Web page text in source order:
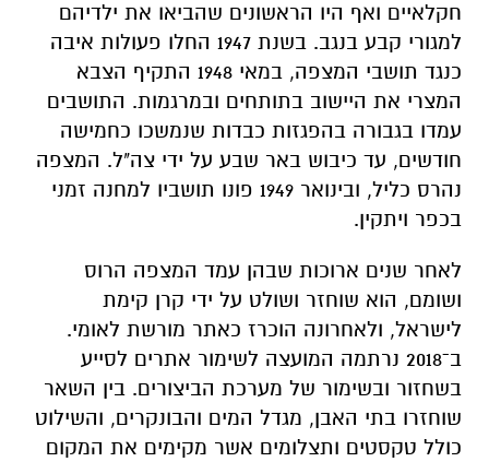
חקלאיים ואף היו הראשונים שהביאו את ילדיהם
למגורי קבע בנגב. בשנת 1947 החלו פעולות איבה
כנגד תושבי המצפה, במאי 1948 התקיף הצבא
המצרי את היישוב בתותחים ובמרגמות. התושבים
עמדו בגבורה בהפגזות כבדות שנמשכו כחמישה
חודשים, עד כיבוש באר שבע על ידי צה"ל. המצפה
נהרס כליל, ובינואר 1949 פונו תושביו למחנה זמני
בכפר ויתקין.
לאחר שנים ארוכות שבהן עמד המצפה הרוס
ושומם, הוא שוחזר ושולט על ידי קרן קימת
לישראל, ולאחרונה הוכרז כאתר מורשת לאומי.
ב־2018 נרתמה המועצה לשימור אתרים לסייע
בשחזור ובשימור של מערכת הביצורים. בין השאר
שוחזרו בתי האבן, מגדל המים והבונקרים, והשילוט
כולל טקסטים ותצלומים אשר מקימים את המקום